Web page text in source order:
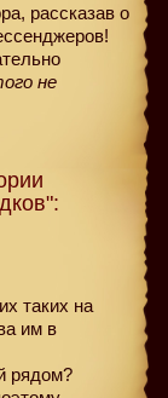
рассказав о
не
таких на
им в
рядом?